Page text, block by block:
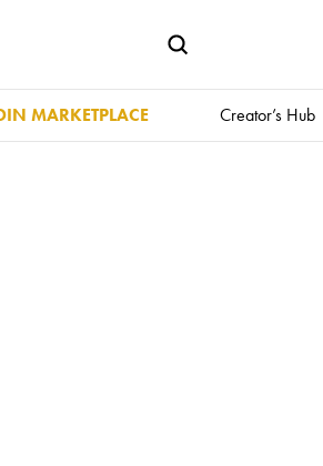
MARKETPLACE Creator’s Hub